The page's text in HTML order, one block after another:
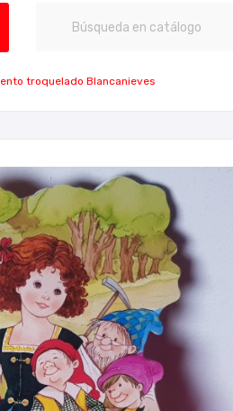
troquelado Blancanieves